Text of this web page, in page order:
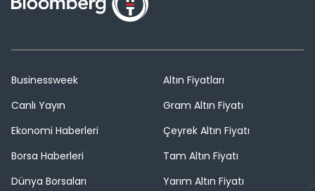
Businessweek
Canlı Yayın
Ekonomi Haberleri
Borsa Haberleri
Dünya Borsaları
Altın Fiyatları
Gram Altın Fiyatı
Çeyrek Altın Fiyatı
Tam Altın Fiyatı
Yarım Altın Fiyatı